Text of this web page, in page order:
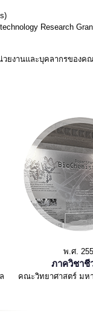
Research
ยงานและบุคลากรของ
พ.ศ.
ภาควิชาชี
คณะวิทยาศาสตร์ มห